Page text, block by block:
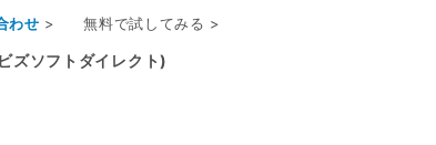
わせ > 無料で試してみる >
ズソフトダイレクト)